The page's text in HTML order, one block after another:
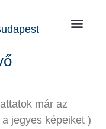
már az
jegyes képeiket )